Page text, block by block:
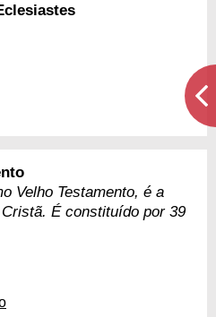
Velho Testamento, é a
É constituído por 39